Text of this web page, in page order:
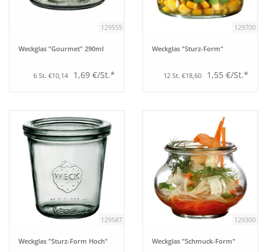
129555
Weckglas "Gourmet" 290ml
6 St. €10,14 1,69 €/St.*
129700
Weckglas "Sturz-Form"
12 St. €18,60 1,55 €/St.*
129587
Weckglas "Sturz-Form Hoch"
129300
Weckglas "Schmuck-Form"